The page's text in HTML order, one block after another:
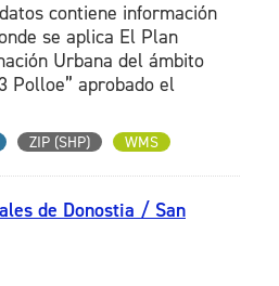
contiene información
se aplica El Plan
Urbana del ámbito
Polloe” aprobado el
ZIP (SHP) WMS
de Donostia / San